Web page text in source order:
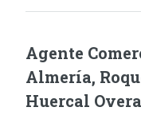
Agente
Almería,
Huercal